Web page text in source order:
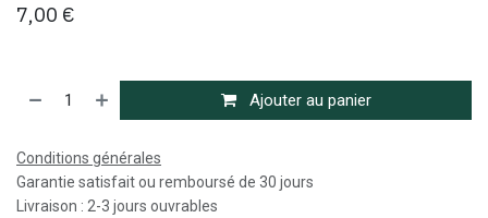
7,00 €
Ajouter au panier
Conditions générales
Garantie satisfait ou remboursé de 30 jours
Livraison : 2-3 jours ouvrables